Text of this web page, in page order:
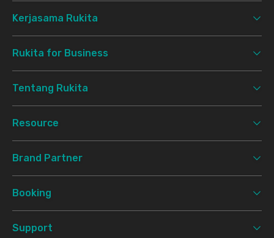
Kerjasama Rukita
Rukita for Business
Tentang Rukita
Resource
Brand Partner
Booking
Support